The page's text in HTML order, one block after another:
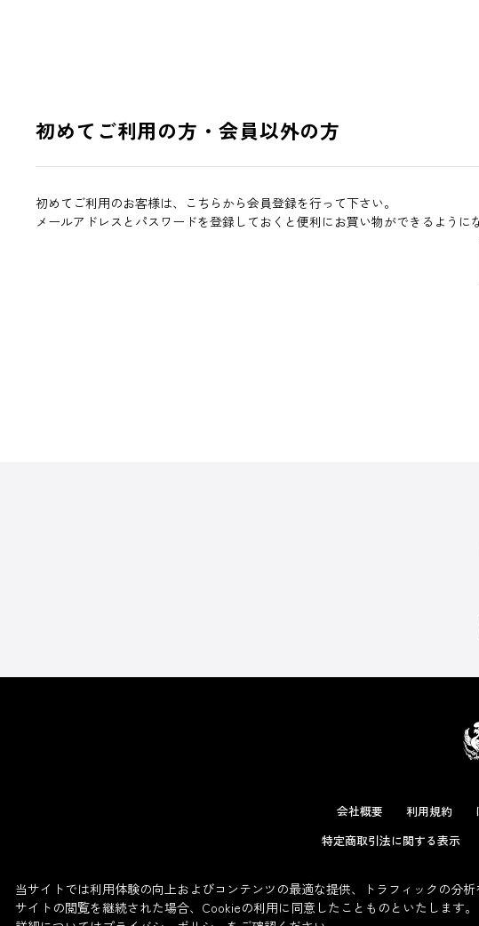
初めてご利用の方・会員以外の方
初めてご利用のお客様は、こちらから会員登録を行って下さい。
メールアドレスとパスワードを登録しておくと便利にお買い物ができるように
会社概要 利用規約
特定商取引法に関する表示
当サイトでは利用体験の向上およびコンテンツの最適な提供、トラフィックの分析
サイトの閲覧を継続された場合、Cookieの利用に同意したことものといたします。